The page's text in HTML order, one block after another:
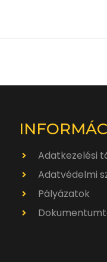
Adatkezelési
Adatvédelmi
Pályázatok